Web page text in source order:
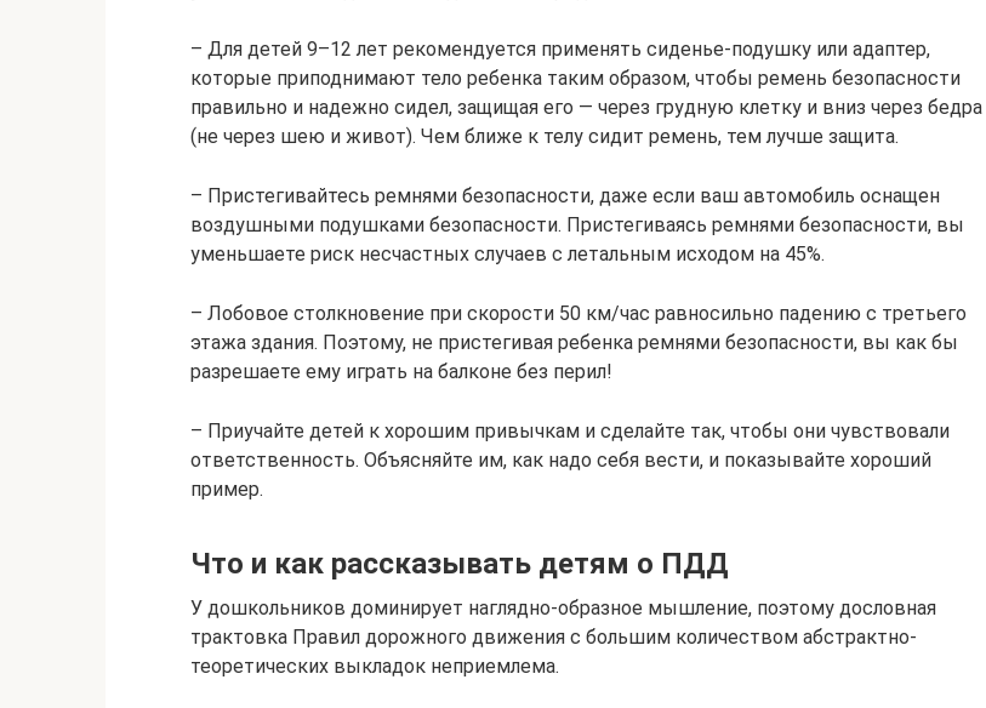
– Для детей 9–12 лет рекомендуется применять сиденье-подушку или адаптер,
которые приподнимают тело ребенка таким образом, чтобы ремень безопасности
правильно и надежно сидел, защищая его — через грудную клетку и вниз через бедра
(не через шею и живот). Чем ближе к телу сидит ремень, тем лучше защита.
– Пристегивайтесь ремнями безопасности, даже если ваш автомобиль оснащен
воздушными подушками безопасности. Пристегиваясь ремнями безопасности, вы
уменьшаете риск несчастных случаев с летальным исходом на 45%.
– Лобовое столкновение при скорости 50 км/час равносильно падению с третьего
этажа здания. Поэтому, не пристегивая ребенка ремнями безопасности, вы как бы
разрешаете ему играть на балконе без перил!
– Приучайте детей к хорошим привычкам и сделайте так, чтобы они чувствовали
ответственность. Объясняйте им, как надо себя вести, и показывайте хороший
пример.
Что и как рассказывать детям о ПДД
У дошкольников доминирует наглядно-образное мышление, поэтому дословная
трактовка Правил дорожного движения с большим количеством абстрактно-
теоретических выкладок неприемлема.